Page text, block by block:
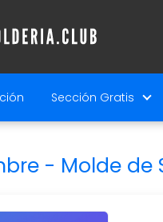
Sección Gratis
- Molde de